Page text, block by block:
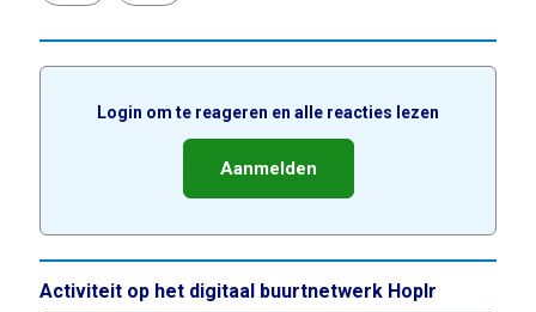
Login om te reageren en alle reacties lezen
Aanmelden
Activiteit op het digitaal buurtnetwerk Hoplr